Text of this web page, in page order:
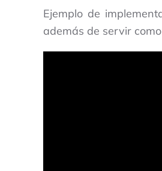
Ejemplo de
además de servir